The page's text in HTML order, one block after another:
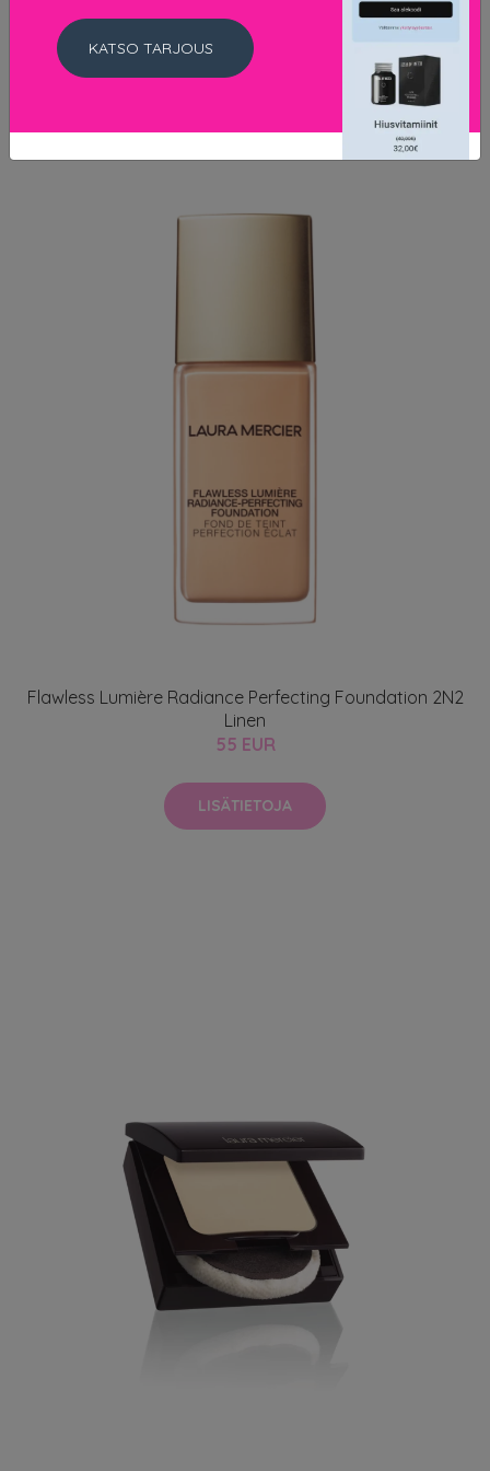
LISÄTIETOJA
Flawless Lumière Radiance Perfecting Foundation 2N2
Linen
55 EUR
LISÄTIETOJA
KATSO TARJOUS